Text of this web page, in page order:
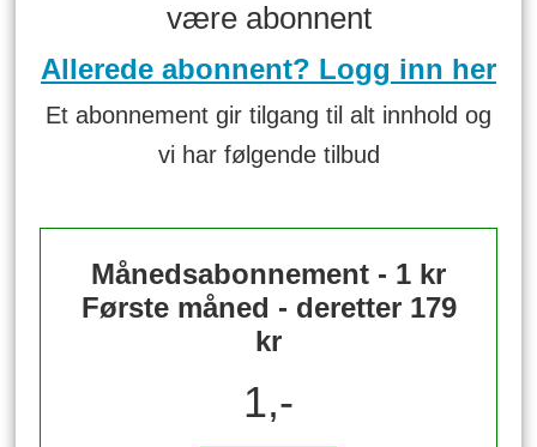
være abonnent
Allerede abonnent? Logg inn her
Et abonnement gir tilgang til alt innhold og
vi har følgende tilbud
Månedsabonnement - 1 kr
Første måned - deretter 179
kr
1,-